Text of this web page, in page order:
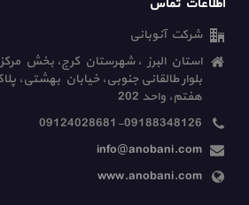
اطلاعات تماس
شرکت آنوبانی
استان البرز ، شهرستان کرج، بخش
هفتم، واحد 202
09124028681-09188348126
info@anobani.com
www.anobani.com